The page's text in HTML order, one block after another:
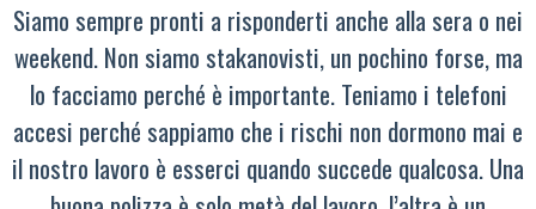
Siamo sempre pronti a risponderti anche alla sera o nei
weekend. Non siamo stakanovisti, un pochino forse, ma
lo facciamo perché è importante. Teniamo i telefoni
accesi perché sappiamo che i rischi non dormono mai e
il nostro lavoro è esserci quando succede qualcosa. Una